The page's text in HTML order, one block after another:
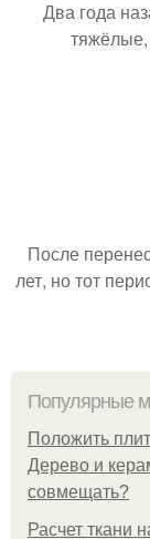
Два года
тяжёлые,
После
лет, но тот
Популярные
Положить
Дерево и
совмещать?
Расчет ткани